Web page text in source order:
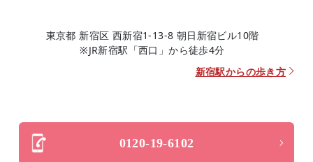
東京都 新宿区 西新宿1-13-8 朝日新宿ビル10階
※JR新宿駅「西口」から徒歩4分
新宿駅からの歩き方
0120-19-6102